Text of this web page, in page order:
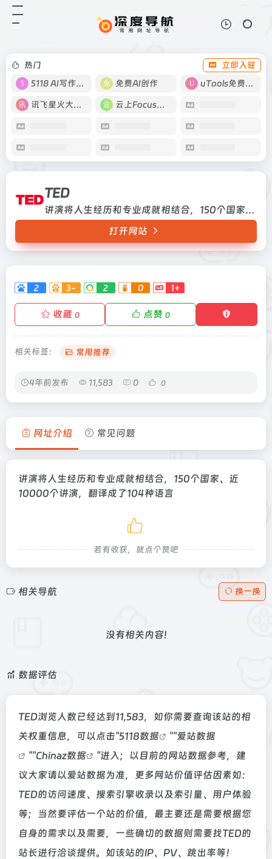
热门
立即入驻
5118 AI写作工具
免费AI创作 uTools免费工具箱
讯飞星火大模型 云上Focus接码
TED
讲演将人生经历和专业成就相结合，150个国家、近10000个讲演，翻译成了104种语言
打开网站
2 3- 2 0 1+
收藏 0 点赞 0
相关标签： 常用推荐
4年前发布 11,583 0 0
150个国家、近10000个讲演，翻译
成了104种语言
网址介绍 常见问题
讲演将人生经历和专业成就相结合，150个国家、近
10000个讲演，翻译成了104种语言
若有收获，就点个赞吧
相关导航 换一换
没有相关内容!
数据评估
TED浏览人数已经达到11,583，如你需要查询该站的相
关权重信息，可以点击"5118数据 ""爱站数据
""Chinaz数据
"进入；以目前的网站数据参考，建
议大家请以爱站数据为准，更多网站价值评估因素如：
TED的访问速度、搜索引擎收录以及索引量、用户体验
等；当然要评估一个站的价值，最主要还是需要根据您
自身的需求以及需要，一些确切的数据则需要找TED的
站长进行洽谈提供。如该站的IP、PV、跳出率等！